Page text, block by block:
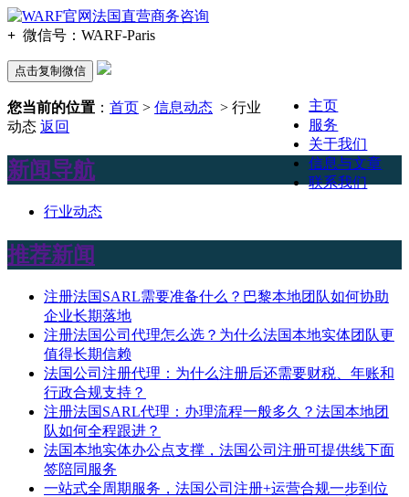
+ 微信号： WARF-Paris
点击复制微信
主页
服务
关于我们
信息与文章
联系我们
您当前的位置 ： 首页 > 信息动态 > 行业
动态 返回
新闻导航
行业动态
推荐新闻
注册法国SARL需要准备什么？巴黎本地团队如何协助
企业长期落地
注册法国公司代理怎么选？为什么法国本地实体团队更
值得长期信赖
法国公司注册代理：为什么注册后还需要财税、年账和
行政合规支持？
注册法国SARL代理：办理流程一般多久？法国本地团
队如何全程跟进？
法国本地实体办公点支撑，法国公司注册可提供线下面
签陪同服务
一站式全周期服务，法国公司注册+运营合规一步到位